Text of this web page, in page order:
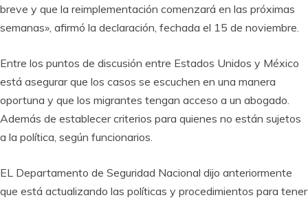
breve y que la reimplementación comenzará en las próximas
semanas», afirmó la declaración, fechada el 15 de noviembre.
Entre los puntos de discusión entre Estados Unidos y México
está asegurar que los casos se escuchen en una manera
oportuna y que los migrantes tengan acceso a un abogado.
Además de establecer criterios para quienes no están sujetos
a la política, según funcionarios.
EL Departamento de Seguridad Nacional dijo anteriormente
que está actualizando las políticas y procedimientos para tener